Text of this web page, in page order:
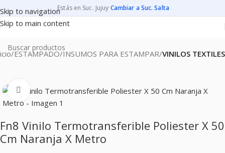
Skip to navigation
Skip to main content
Estás en Suc. Jujuy·Cambiar a Suc. Salta
ESTAMPADO INSUMOS PARA ESTAMPAR VINILOS TEXTILES
Clic para ampliar
Fn8 Vinilo Termotransferible Poliester X 50
Cm Naranja X Metro